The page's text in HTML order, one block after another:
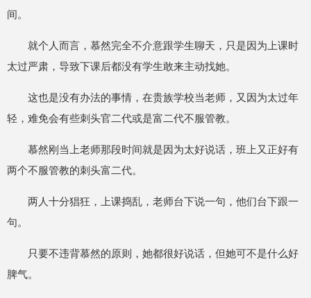
间。
就个人而言，慕然完全不介意跟学生聊天，只是因为上课时
太过严肃，导致下课后都没有学生敢来主动找她。
这也是没有办法的事情，在贵族学校当老师，又因为太过年
轻，难免会有些刺头官二代或是富二代不服管教。
慕然刚当上老师那段时间就是因为太好说话，班上又正好有
两个不服管教的刺头富二代。
两人十分猖狂，上课捣乱，老师台下说一句，他们台下跟一
句。
只要不违背慕然的原则，她都很好说话，但她可不是什么好
脾气。